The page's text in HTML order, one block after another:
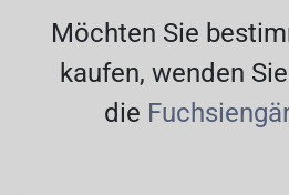
Möchten Sie
kaufen, wenden
die